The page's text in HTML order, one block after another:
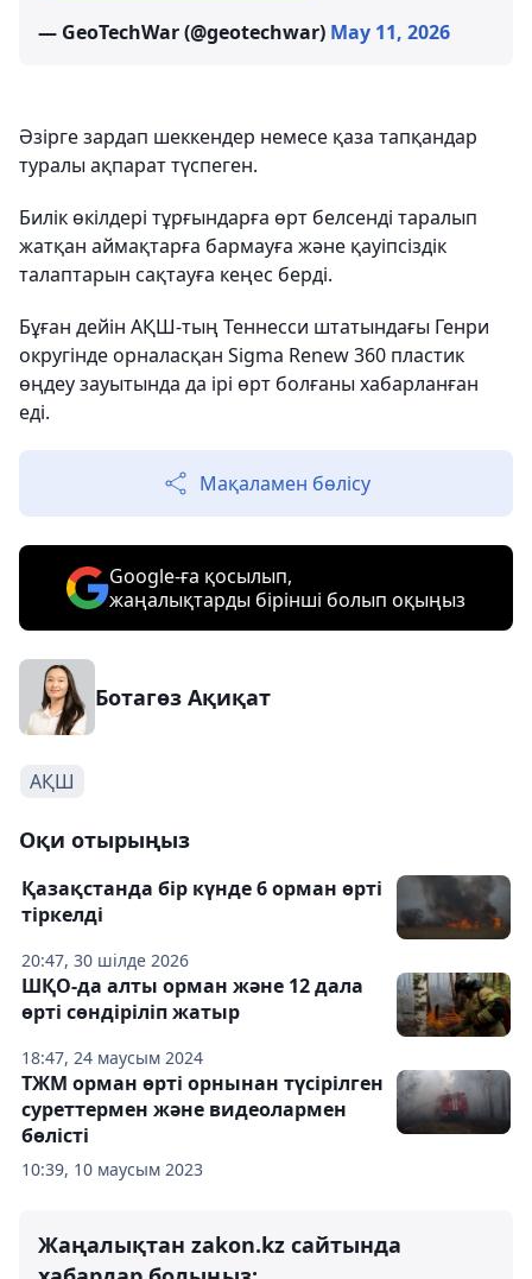
— GeoTechWar (@geotechwar) May 11, 2026
Әзірге зардап шеккендер немесе қаза тапқандар
туралы ақпарат түспеген.
Билік өкілдері тұрғындарға өрт белсенді таралып
жатқан аймақтарға бармауға және қауіпсіздік
талаптарын сақтауға кеңес берді.
Бұған дейін АҚШ-тың Теннесси штатындағы Генри
округінде орналасқан Sigma Renew 360 пластик
өңдеу зауытында да ірі өрт болғаны хабарланған
еді.
Мақаламен бөлісу
Google-ға қосылып,
жаңалықтарды бірінші болып оқыңыз
Ботагөз Ақиқат
АҚШ
Оқи отырыңыз
20:47, 30 шілде 2026
Қазақстанда бір күнде 6 орман өрті
тіркелді
18:47, 24 маусым 2024
ШҚО-да алты орман және 12 дала
өрті сөндіріліп жатыр
10:39, 10 маусым 2023
ТЖМ орман өрті орнынан түсірілген
суреттермен және видеолармен
бөлісті
Жаңалықтан zakon.kz сайтында